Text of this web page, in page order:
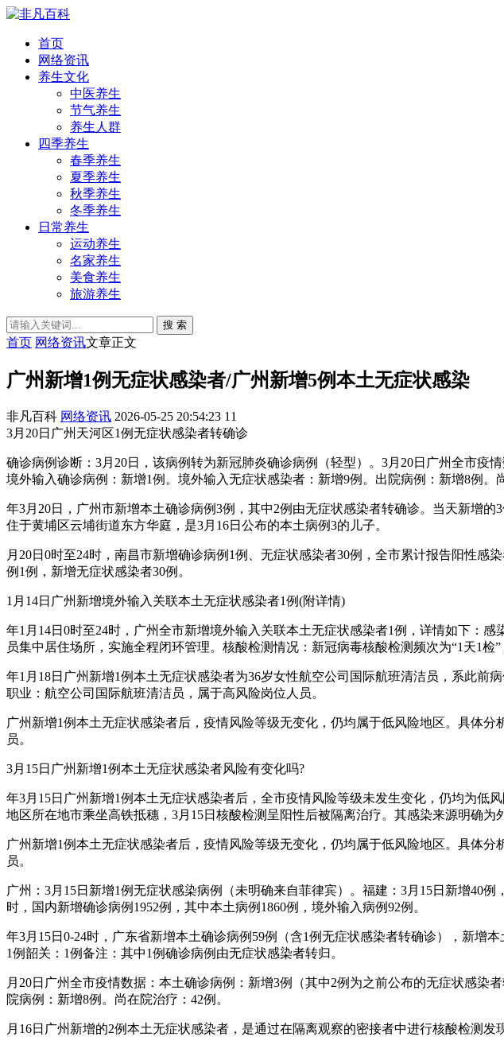
首页
网络资讯
养生文化
中医养生
节气养生
养生人群
四季养生
春季养生
夏季养生
秋季养生
冬季养生
日常养生
运动养生
名家养生
美食养生
旅游养生
搜 索
首页 网络资讯文章正文
广州新增1例无症状感染者/广州新增5例本土无症状感染
非凡百科 网络资讯 2026-05-25 20:54:23 11
3月20日广州天河区1例无症状感染者转确诊
确诊病例诊断：3月20日，该病例转为新冠肺炎确诊病例（轻型）。3月20日广州全市疫
境外输入确诊病例：新增1例。境外输入无症状感染者：新增9例。出院病例：新增8例。
年3月20日，广州市新增本土确诊病例3例，其中2例由无症状感染者转确诊。当天新增
住于黄埔区云埔街道东方华庭，是3月16日公布的本土病例3的儿子。
月20日0时至24时，南昌市新增确诊病例1例、无症状感染者30例，全市累计报告阳性
例1例，新增无症状感染者30例。
1月14日广州新增境外输入关联本土无症状感染者1例(附详情)
年1月14日0时至24时，广州全市新增境外输入关联本土无症状感染者1例，详情如下：
员集中居住场所，实施全程闭环管理。核酸检测情况：新冠病毒核酸检测频次为“1天1检
年1月18日广州新增1例本土无症状感染者为36岁女性航空公司国际航班清洁员，系此前
职业：航空公司国际航班清洁员，属于高风险岗位人员。
广州新增1例本土无症状感染者后，疫情风险等级无变化，仍均属于低风险地区。具体
员。
3月15日广州新增1例本土无症状感染者风险有变化吗?
年3月15日广州新增1例本土无症状感染者后，全市疫情风险等级未发生变化，仍均为低
地区所在地市乘坐高铁抵穗，3月15日核酸检测呈阳性后被隔离治疗。其感染来源明确
广州新增1例本土无症状感染者后，疫情风险等级无变化，仍均属于低风险地区。具体
员。
广州：3月15日新增1例无症状感染病例（未明确来自菲律宾）。福建：3月15日新增40
时，国内新增确诊病例1952例，其中本土病例1860例，境外输入病例92例。
年3月15日0-24时，广东省新增本土确诊病例59例（含1例无症状感染者转确诊），新增
1例韶关：1例备注：其中1例确诊病例由无症状感染者转归。
月20日广州全市疫情数据：本土确诊病例：新增3例（其中2例为之前公布的无症状感
院病例：新增8例。尚在院治疗：42例。
月16日广州新增的2例本土无症状感染者，是通过在隔离观察的密接者中进行核酸检测